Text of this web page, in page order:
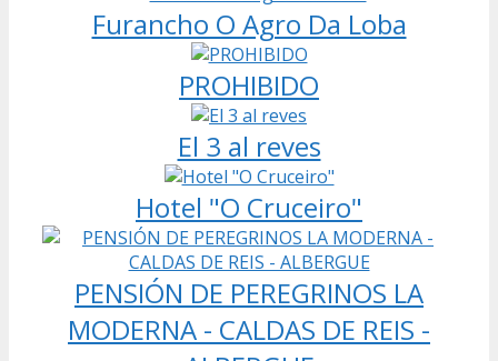
Furancho O Agro Da Loba
PROHIBIDO
El 3 al reves
Hotel "O Cruceiro"
PENSIÓN DE PEREGRINOS LA
MODERNA - CALDAS DE REIS -